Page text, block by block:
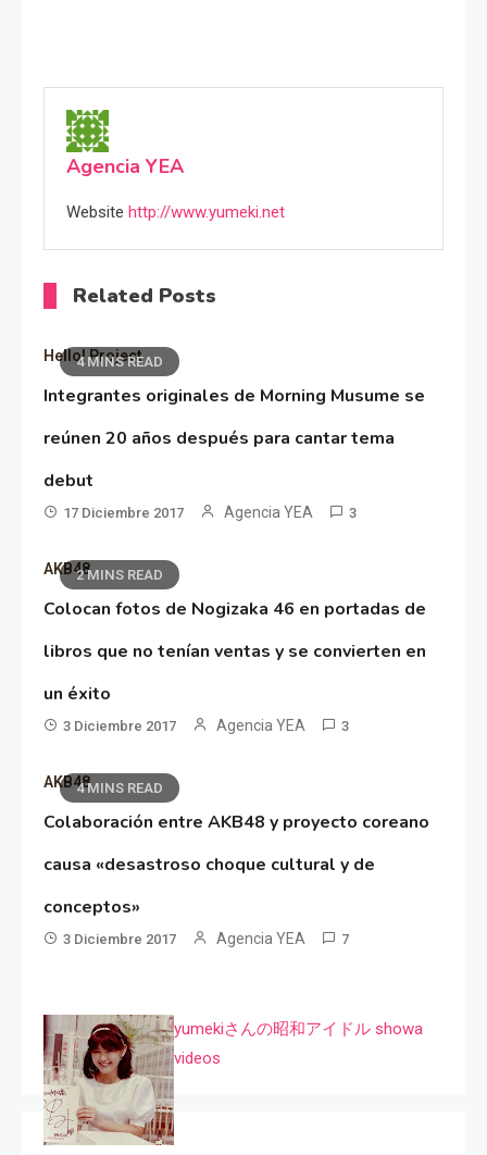
Agencia YEA
Website http://www.yumeki.net
Related Posts
4 MINS READ
Hello! Project
Integrantes originales de Morning Musume se
reúnen 20 años después para cantar tema
debut
17 Diciembre 2017 Agencia YEA 3
2 MINS READ
AKB48
Colocan fotos de Nogizaka 46 en portadas de
libros que no tenían ventas y se convierten en
un éxito
3 Diciembre 2017 Agencia YEA 3
4 MINS READ
AKB48
Colaboración entre AKB48 y proyecto coreano
causa «desastroso choque cultural y de
conceptos»
3 Diciembre 2017 Agencia YEA 7
yumekiさんの昭和アイドル showa
videos